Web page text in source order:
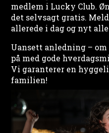
medlem i Lucky Club.
det selvsagt gratis.
allerede i dag og nyt
Uansett anledning –
på med gode
Vi garanterer en
familien!